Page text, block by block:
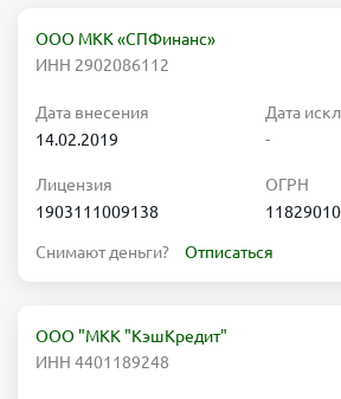
ООО МКК «СПФинанс»
ИНН 2902086112
Дата внесения
14.02.2019
Дата
-
Лицензия
1903111009138
ОГРН
Снимают деньги? Отписаться
ООО "МКК "КэшКредит"
ИНН 4401189248